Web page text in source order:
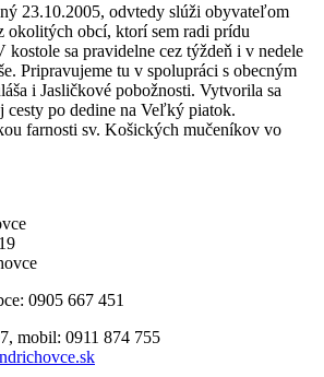
23.10.2005, odvtedy slúži obyvateľom
okolitých obcí, ktorí sem radi prídu
kostole sa pravidelne cez týždeň i v nedele
Pripravujeme tu v spolupráci s obecným
i Jasličkové pobožnosti. Vytvorila sa
cesty po dedine na Veľký piatok.
farnosti sv. Košických mučeníkov vo
0905 667 451
mobil: 0911 874 755